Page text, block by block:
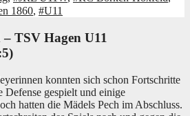
1860, #U11
– TSV Hagen U11
konnten sich schon Fortschritte
Defense gespielt und einige
hatten die Mädels Pech im Abschluss.